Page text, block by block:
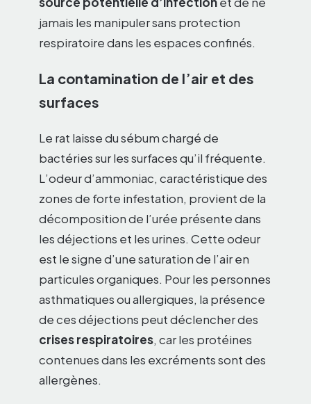
jamais les manipuler sans protection
respiratoire dans les espaces confinés.
La contamination de l’air et des
surfaces
Le rat laisse du sébum chargé de
bactéries sur les surfaces qu’il fréquente.
L’odeur d’ammoniac, caractéristique des
zones de forte infestation, provient de la
décomposition de l’urée présente dans
les déjections et les urines. Cette odeur
est le signe d’une saturation de l’air en
particules organiques. Pour les personnes
asthmatiques ou allergiques, la présence
de ces déjections peut déclencher des
crises respiratoires, car les protéines
contenues dans les excréments sont des
allergènes.